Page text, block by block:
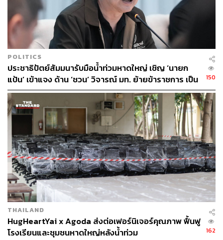
POLITICS
ประชาธิปัตย์สัมมนารับมือน้ำท่วมหาดใหญ่ เชิญ ‘นายก
แป้น’ เข้าแจง ด้าน ‘ชวน’ วิจารณ์ มท. ย้ายข้าราชการ เป็น
เหตุแก้อุทกภัยขาดประสิทธิภาพ
150
THAILAND
HugHeartYai x Agoda ส่งต่อเฟอร์นิเจอร์คุณภาพ ฟื้นฟู
โรงเรียนและชุมชนหาดใหญ่หลังน้ำท่วม
162